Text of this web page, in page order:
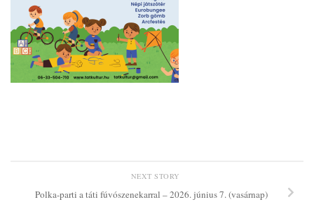
NEXT STORY
Polka-parti a táti fúvószenekarral – 2026. június 7. (vasárnap)